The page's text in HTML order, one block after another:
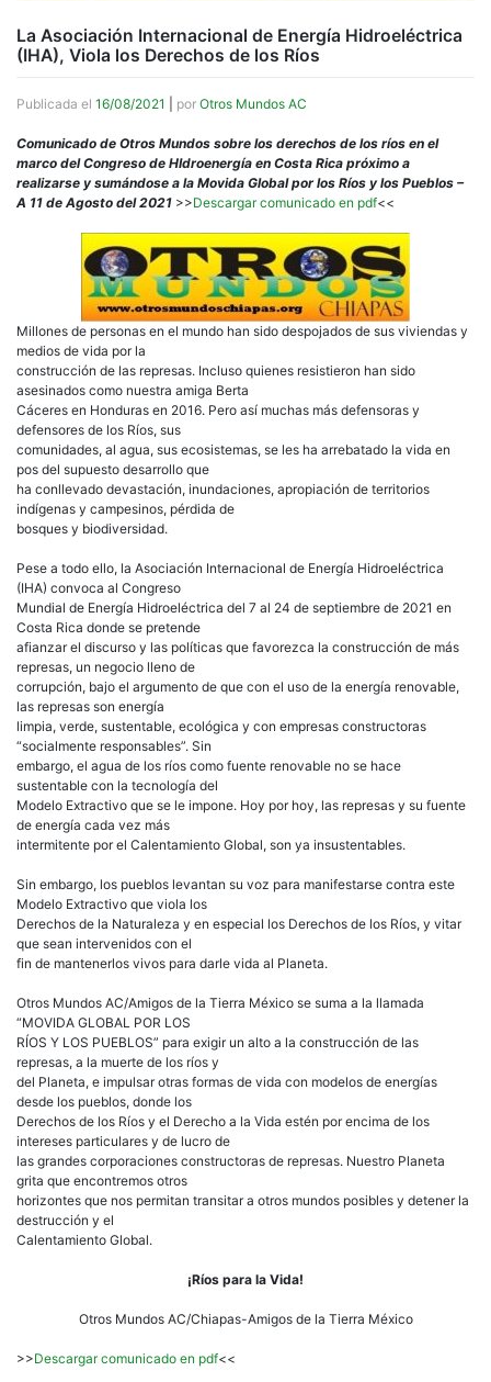
La Asociación Internacional de Energía Hidroeléctrica
(IHA), Viola los Derechos de los Ríos
Publicada el 16/08/2021 por Otros Mundos AC
Comunicado de Otros Mundos sobre los derechos de los ríos en el
marco del Congreso de HIdroenergía en Costa Rica próximo a
realizarse y sumándose a la Movida Global por los Ríos y los Pueblos –
A 11 de Agosto del 2021 >>Descargar comunicado en pdf<<
Millones de personas en el mundo han sido despojados de sus viviendas y
medios de vida por la
construcción de las represas. Incluso quienes resistieron han sido
asesinados como nuestra amiga Berta
Cáceres en Honduras en 2016. Pero así muchas más defensoras y
defensores de los Ríos, sus
comunidades, al agua, sus ecosistemas, se les ha arrebatado la vida en
pos del supuesto desarrollo que
ha conllevado devastación, inundaciones, apropiación de territorios
indígenas y campesinos, pérdida de
bosques y biodiversidad.
Pese a todo ello, la Asociación Internacional de Energía Hidroeléctrica
(IHA) convoca al Congreso
Mundial de Energía Hidroeléctrica del 7 al 24 de septiembre de 2021 en
Costa Rica donde se pretende
afianzar el discurso y las políticas que favorezca la construcción de más
represas, un negocio lleno de
corrupción, bajo el argumento de que con el uso de la energía renovable,
las represas son energía
limpia, verde, sustentable, ecológica y con empresas constructoras
“socialmente responsables”. Sin
embargo, el agua de los ríos como fuente renovable no se hace
sustentable con la tecnología del
Modelo Extractivo que se le impone. Hoy por hoy, las represas y su fuente
de energía cada vez más
intermitente por el Calentamiento Global, son ya insustentables.
Sin embargo, los pueblos levantan su voz para manifestarse contra este
Modelo Extractivo que viola los
Derechos de la Naturaleza y en especial los Derechos de los Ríos, y vitar
que sean intervenidos con el
fin de mantenerlos vivos para darle vida al Planeta.
Otros Mundos AC/Amigos de la Tierra México se suma a la llamada
“MOVIDA GLOBAL POR LOS
RÍOS Y LOS PUEBLOS” para exigir un alto a la construcción de las
represas, a la muerte de los ríos y
del Planeta, e impulsar otras formas de vida con modelos de energías
desde los pueblos, donde los
Derechos de los Ríos y el Derecho a la Vida estén por encima de los
intereses particulares y de lucro de
las grandes corporaciones constructoras de represas. Nuestro Planeta
grita que encontremos otros
horizontes que nos permitan transitar a otros mundos posibles y detener la
destrucción y el
Calentamiento Global.
¡Ríos para la Vida!
Otros Mundos AC/Chiapas-Amigos de la Tierra México
>>Descargar comunicado en pdf<<